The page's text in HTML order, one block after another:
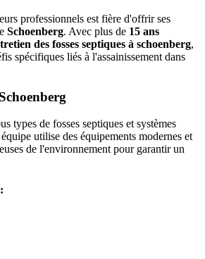
professionnels est fière d'offrir ses
Schoenberg. Avec plus de 15 ans
des fosses septiques à schoenberg,
spécifiques liés à l'assainissement dans
types de fosses septiques et systèmes
utilise des équipements modernes et
de l'environnement pour garantir un